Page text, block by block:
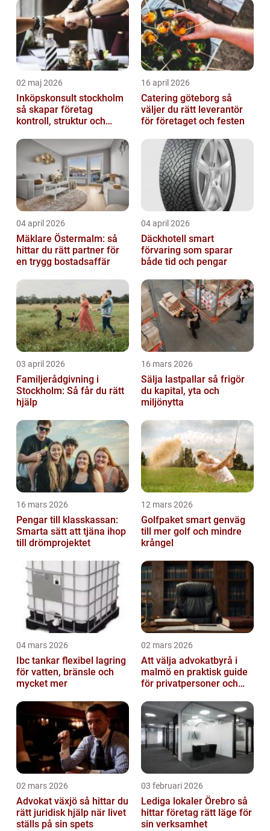
02 maj 2026
Inköpskonsult stockholm
så skapar företag
kontroll, struktur och
16 april 2026
Catering göteborg så
väljer du rätt leverantör
för företaget och festen
04 april 2026
Mäklare Östermalm: så
hittar du rätt partner för
en trygg bostadsaffär
04 april 2026
Däckhotell smart
förvaring som sparar
både tid och pengar
03 april 2026
Familjerådgivning i
Stockholm: Så får du rätt
hjälp
16 mars 2026
Sälja lastpallar så frigör
du kapital, yta och
miljönytta
16 mars 2026
Pengar till klasskassan:
Smarta sätt att tjäna ihop
till drömprojektet
12 mars 2026
Golfpaket smart genväg
till mer golf och mindre
krångel
04 mars 2026
Ibc tankar flexibel lagring
för vatten, bränsle och
mycket mer
02 mars 2026
Att välja advokatbyrå i
malmö en praktisk guide
för privatpersoner och
02 mars 2026
Advokat växjö så hittar du
rätt juridisk hjälp när livet
ställs på sin spets
03 februari 2026
Lediga lokaler Örebro så
hittar företag rätt läge för
sin verksamhet